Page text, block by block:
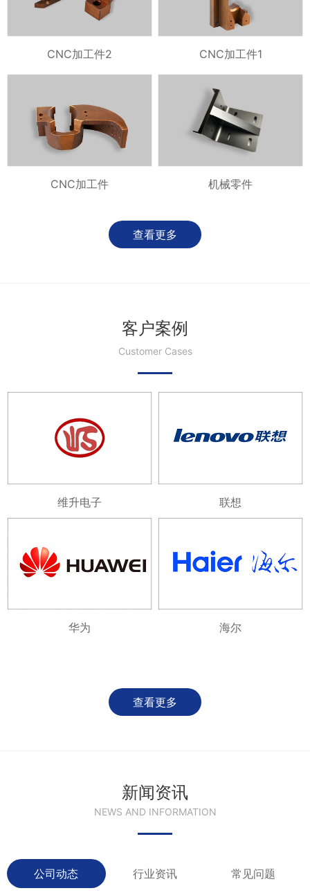
CNC加工件2 CNC加工件1
CNC加工件 机械零件
查看更多
客户案例
Customer Cases
维升电子 联想
华为 海尔
查看更多
新闻资讯
NEWS AND INFORMATION
公司动态 行业资讯 常见问题